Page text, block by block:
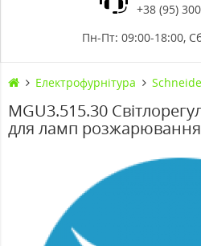
+38 (95)
Пн-Пт: 09:00-18:00,
Електрофурнітура
MGU3.515.30
для ламп розжарювання